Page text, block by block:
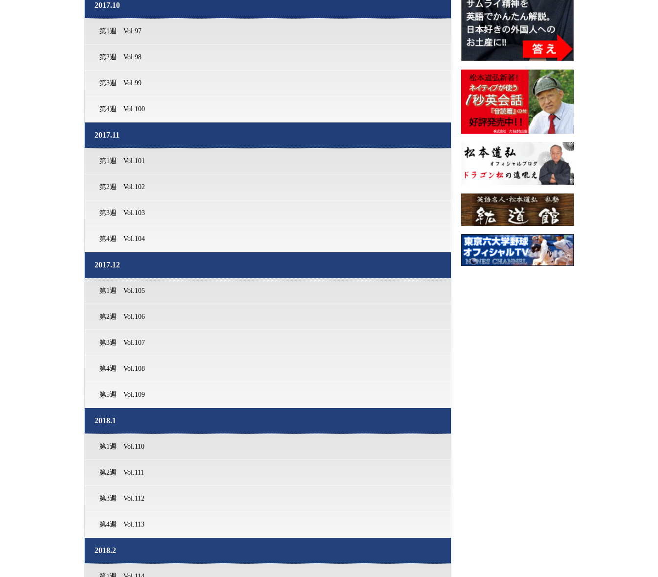
2017.10
第1週 Vol.97
第2週 Vol.98
第3週 Vol.99
第4週 Vol.100
2017.11
第1週 Vol.101
第2週 Vol.102
第3週 Vol.103
第4週 Vol.104
2017.12
第1週 Vol.105
第2週 Vol.106
第3週 Vol.107
第4週 Vol.108
第5週 Vol.109
2018.1
第1週 Vol.110
第2週 Vol.111
第3週 Vol.112
第4週 Vol.113
2018.2